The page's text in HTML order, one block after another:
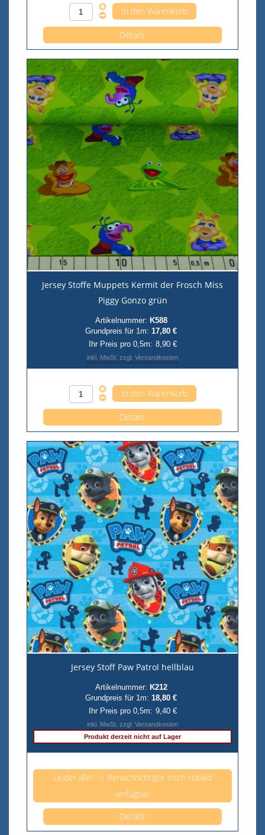
Details
Jersey Stoffe Muppets Kermit der Frosch Miss
Piggy Gonzo grün
Artikelnummer: K588
Grundpreis für 1m: 17,80 €
Ihr Preis pro 0,5m: 8,90 €
inkl. MwSt. zzgl. Versandkosten
Details
Jersey Stoff Paw Patrol hellblau
Artikelnummer: K212
Grundpreis für 1m: 18,80 €
Ihr Preis pro 0,5m: 9,40 €
inkl. MwSt. zzgl. Versandkosten
Produkt derzeit nicht auf Lager
Leider alle! :-| Benachrichtigte mich sobald
verfügbar!
Details